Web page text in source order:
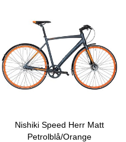
Nishiki Speed Herr Matt
Petrolblå/Orange